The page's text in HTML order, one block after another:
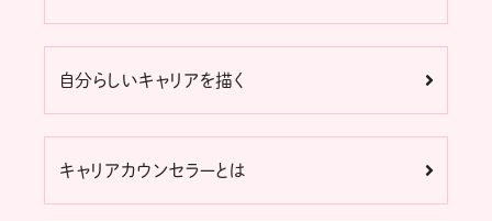
自分らしいキャリアを描く
キャリアカウンセラーとは